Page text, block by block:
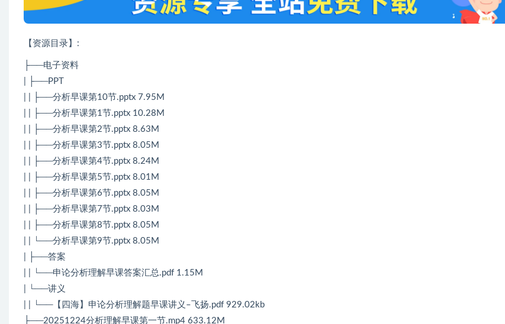
【资源目录】:
├──电子资料
| ├──PPT
| | ├──分析早课第10节.pptx 7.95M
| | ├──分析早课第1节.pptx 10.28M
| | ├──分析早课第2节.pptx 8.63M
| | ├──分析早课第3节.pptx 8.05M
| | ├──分析早课第4节.pptx 8.24M
| | ├──分析早课第5节.pptx 8.01M
| | ├──分析早课第6节.pptx 8.05M
| | ├──分析早课第7节.pptx 8.03M
| | ├──分析早课第8节.pptx 8.05M
| | └──分析早课第9节.pptx 8.05M
| ├──答案
| | └──申论分析理解早课答案汇总.pdf 1.15M
| └──讲义
| | └──【四海】申论分析理解题早课讲义–飞扬.pdf 929.02kb
├──20251224分析理解早课第一节.mp4 633.12M